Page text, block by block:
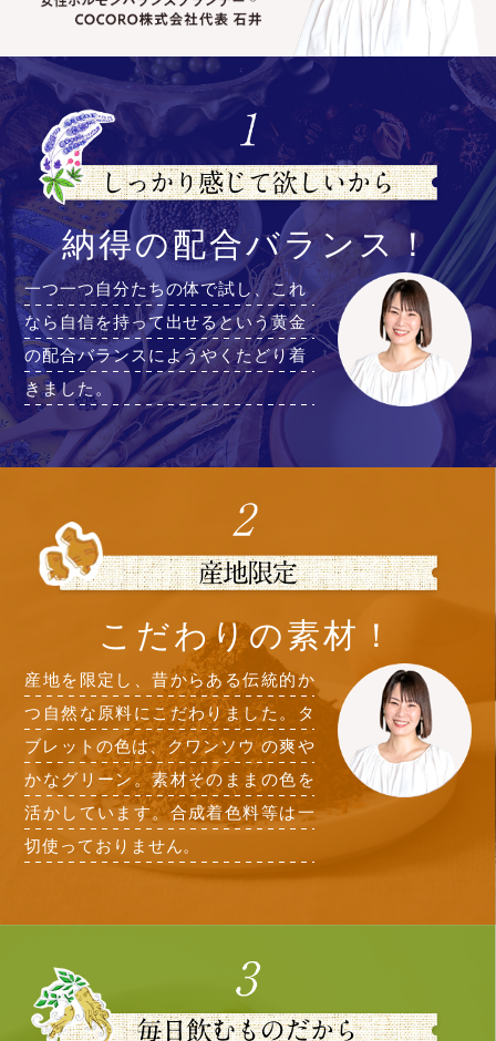
納得の配合バランス！
一つ一つ自分たちの体で試し、これ
なら自信を持って出せるという黄金
の配合バランスにようやくたどり着
きました。
こだわりの素材！
産地を限定し、昔からある伝統的か
つ自然な原料にこだわりました。タ
ブレットの色は、クワンソウ の爽や
かなグリーン。素材そのままの色を
活かしています。合成着色料等は一
切使っておりません。